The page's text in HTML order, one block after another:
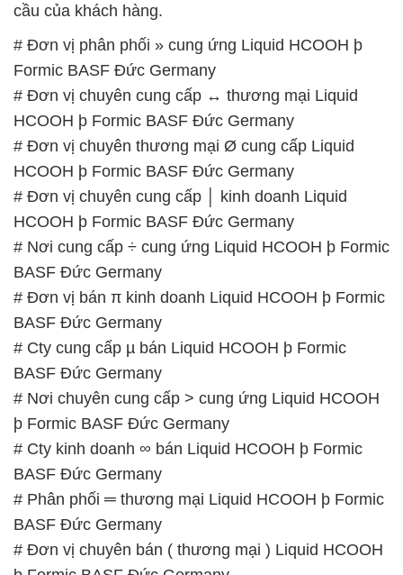
HCOOH þ Formic BASF Đức Germany
# Đơn vị chuyên thương mại Ø cung cấp Liquid
HCOOH þ Formic BASF Đức Germany
# Đơn vị chuyên cung cấp │ kinh doanh Liquid
HCOOH þ Formic BASF Đức Germany
# Nơi cung cấp ÷ cung ứng Liquid HCOOH þ Formic
BASF Đức Germany
# Đơn vị bán π kinh doanh Liquid HCOOH þ Formic
BASF Đức Germany
# Cty cung cấp µ bán Liquid HCOOH þ Formic
BASF Đức Germany
# Nơi chuyên cung cấp > cung ứng Liquid HCOOH
þ Formic BASF Đức Germany
# Cty kinh doanh ∞ bán Liquid HCOOH þ Formic
BASF Đức Germany
# Phân phối ═ thương mại Liquid HCOOH þ Formic
BASF Đức Germany
# Đơn vị chuyên bán ( thương mại ) Liquid HCOOH
þ Formic BASF Đức Germany
📞PHÒNG KINH DOANH – CÔNG TY HÓA CHẤT
ĐẮC TRƯỜNG PHÁT 🌐